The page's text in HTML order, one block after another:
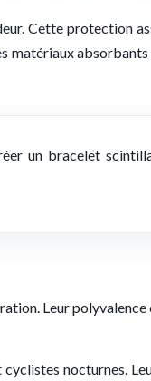
Cette protection
matériaux
un bracelet
Leur
nocturnes.